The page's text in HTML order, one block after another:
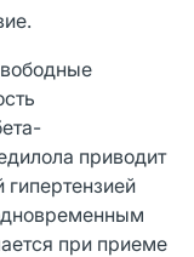
приводит
гипертензией
при приеме